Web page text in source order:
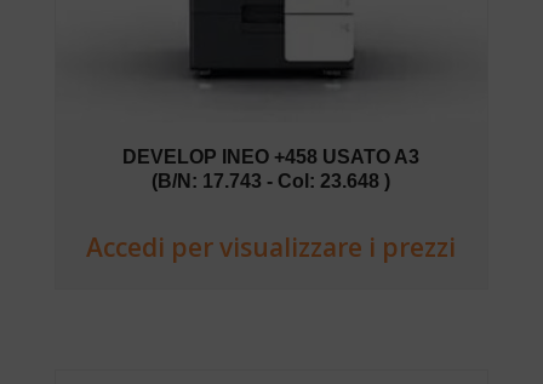
DEVELOP INEO +458 USATO A3
(B/N: 17.743 - Col: 23.648 )
Accedi per visualizzare i prezzi